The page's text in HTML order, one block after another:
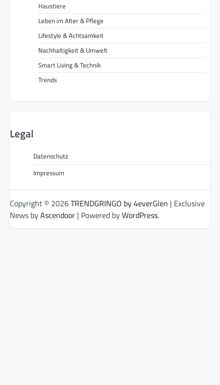
Haustiere
Leben im Alter & Pflege
Lifestyle & Achtsamkeit
Nachhaltigkeit & Umwelt
Smart Living & Technik
Trends
Legal
Datenschutz
Impressum
Copyright © 2026TRENDGRINGO by 4everGlen | Exclusive
News byAscendoor | Powered byWordPress.